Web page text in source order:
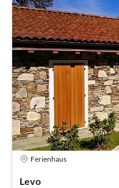
Ferienhaus
Levo